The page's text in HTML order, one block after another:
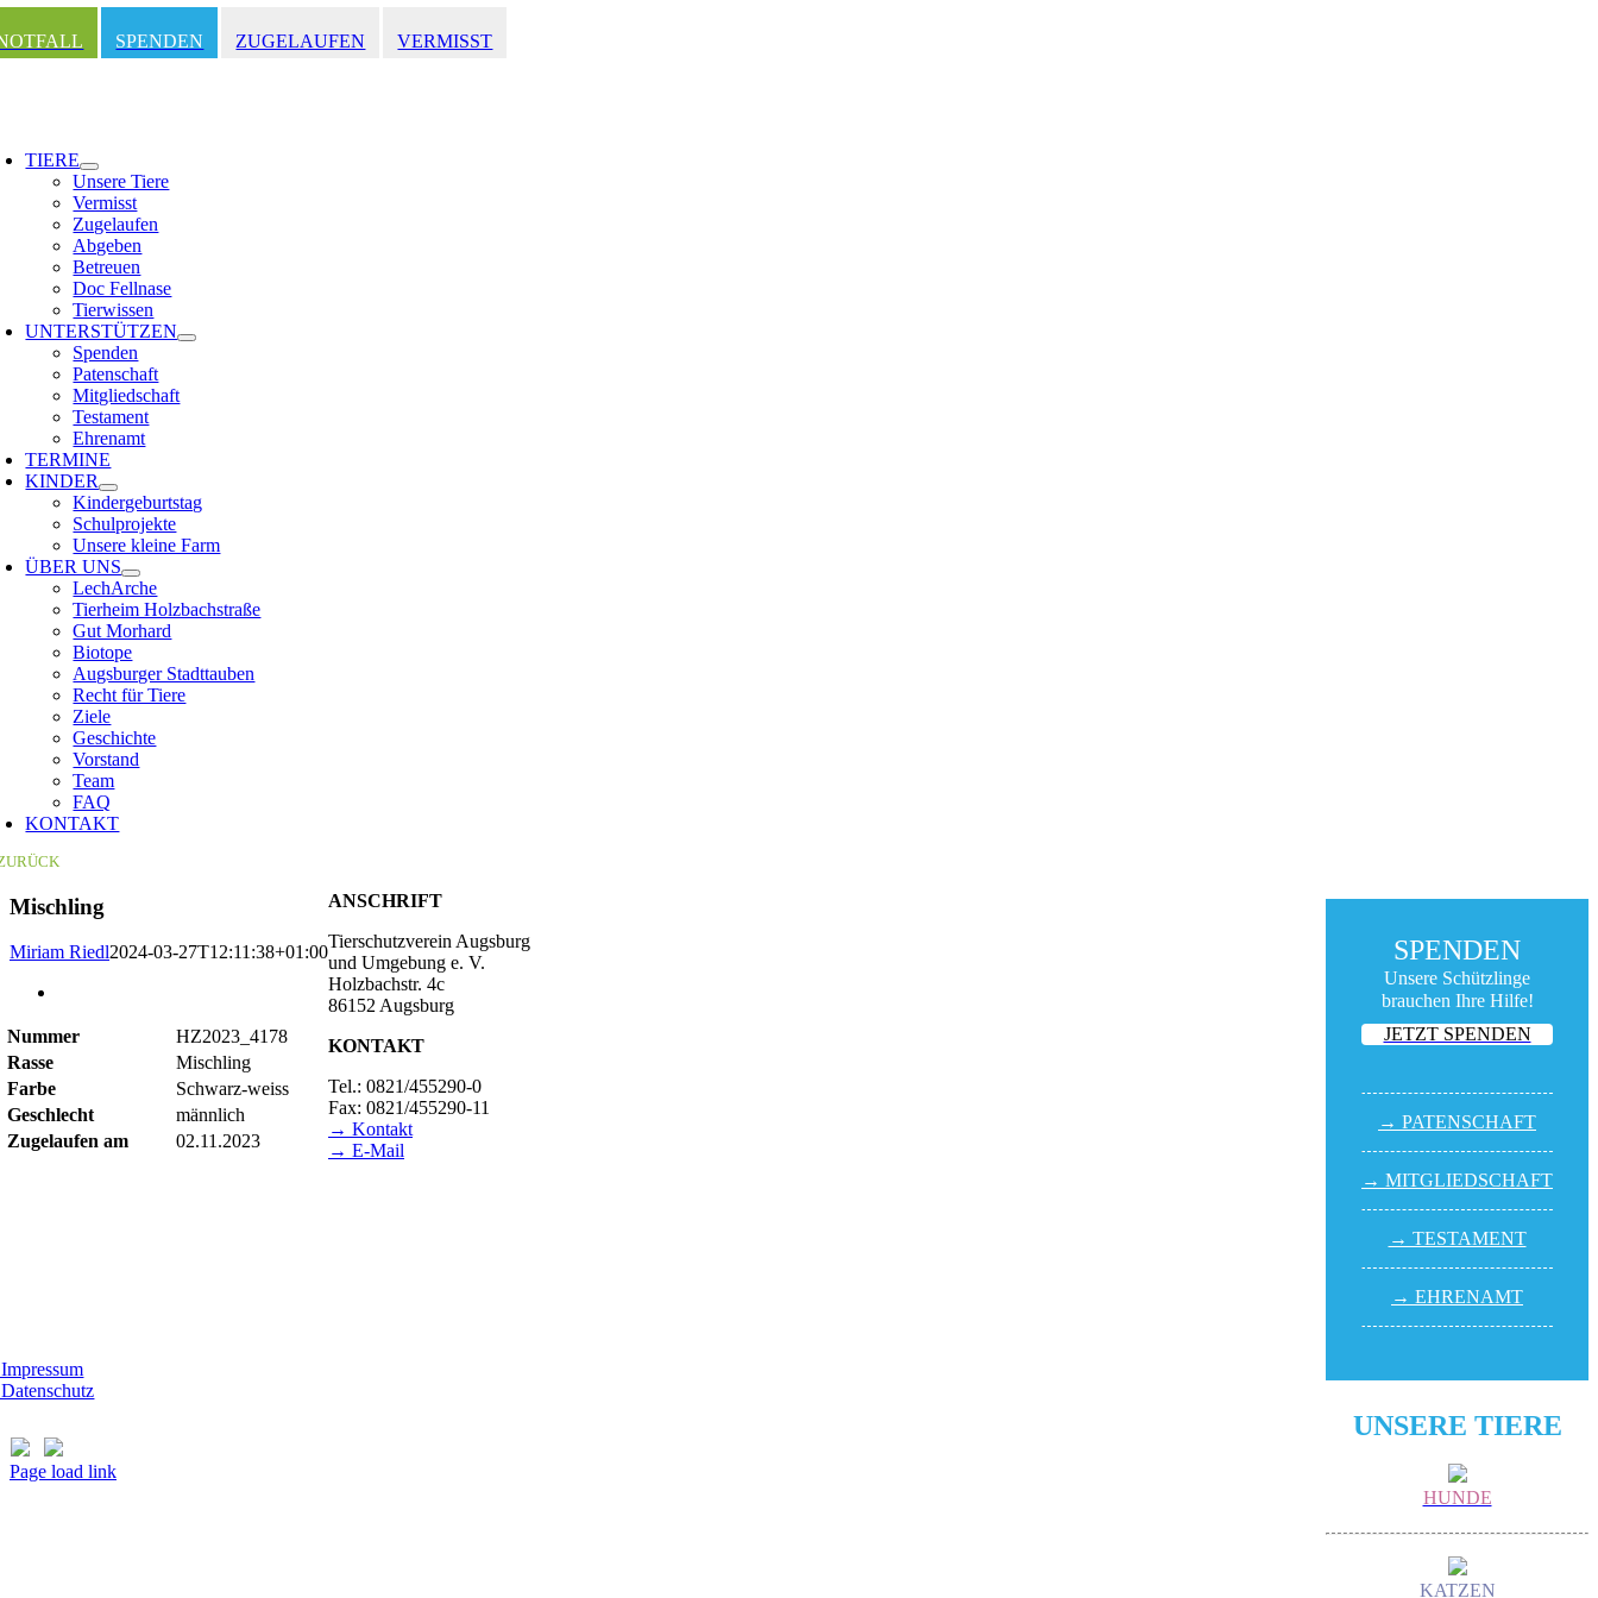
Inhalt
springen
SPENDEN ZUGELAUFEN VERMISST
TIERE
Unsere Tiere
Vermisst
Zugelaufen
Abgeben
Betreuen
Doc Fellnase
Tierwissen
UNTERSTÜTZEN
Spenden
Patenschaft
Mitgliedschaft
Testament
Ehrenamt
TERMINE
KINDER
Kindergeburtstag
Schulprojekte
Unsere kleine Farm
ÜBER UNS
LechArche
Tierheim Holzbachstraße
Gut Morhard
Biotope
Augsburger Stadttauben
Recht für Tiere
Ziele
Geschichte
Vorstand
Team
FAQ
KONTAKT
Mischling
Miriam Riedl2024-03-27T12:11:38+01:00
Bild
Nummer
HZ2023_4178
Rasse
Mischling
Farbe
Schwarz-weiss
Geschlecht
männlich
Zugelaufen am
02.11.2023
SPENDEN
Unsere Schützlinge
brauchen Ihre Hilfe!
JETZT SPENDEN
→ PATEN­SCHAFT
→ MITGLIED­SCHAFT
→ TESTA­MENT
→ EHREN­AMT
UNSERE TIERE
HUNDE
KATZEN
ANSCHRIFT
Tierschutzverein Augsburg
und Umgebung e. V.
Holzbachstr. 4c
86152 Augsburg
KONTAKT
Tel.: 0821/455290-0
Fax: 0821/455290-11
→ Kontakt
→ E-Mail
Page load link